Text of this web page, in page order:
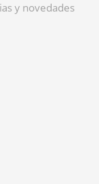
y novedades